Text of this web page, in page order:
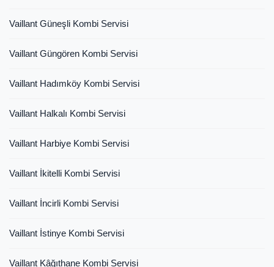
Vaillant Güneşli Kombi Servisi
Vaillant Güngören Kombi Servisi
Vaillant Hadımköy Kombi Servisi
Vaillant Halkalı Kombi Servisi
Vaillant Harbiye Kombi Servisi
Vaillant İkitelli Kombi Servisi
Vaillant İncirli Kombi Servisi
Vaillant İstinye Kombi Servisi
Vaillant Kâğıthane Kombi Servisi